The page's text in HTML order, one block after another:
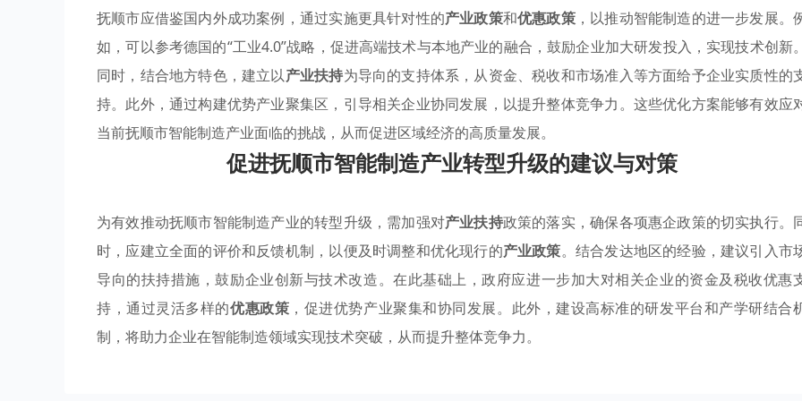
抚顺市应借鉴国内外成功案例，通过实施更具针对性的产业政策和优惠政策，以推动智能制造的进一步发展。
如，可以参考德国的“工业4.0”战略，促进高端技术与本地产业的融合，鼓励企业加大研发投入，实现技术创新。
同时，结合地方特色，建立以产业扶持为导向的支持体系，从资金、税收和市场准入等方面给予企业实质性的
持。此外，通过构建优势产业聚集区，引导相关企业协同发展，以提升整体竞争力。这些优化方案能够有效应
当前抚顺市智能制造产业面临的挑战，从而促进区域经济的高质量发展。
促进抚顺市智能制造产业转型升级的建议与对策
为有效推动抚顺市智能制造产业的转型升级，需加强对产业扶持政策的落实，确保各项惠企政策的切实执行。
时，应建立全面的评价和反馈机制，以便及时调整和优化现行的产业政策。结合发达地区的经验，建议引入市
导向的扶持措施，鼓励企业创新与技术改造。在此基础上，政府应进一步加大对相关企业的资金及税收优惠
持，通过灵活多样的优惠政策 ，促进优势产业聚集和协同发展。此外，建设高标准的研发平台和产学研结合
制，将助力企业在智能制造领域实现技术突破，从而提升整体竞争力。